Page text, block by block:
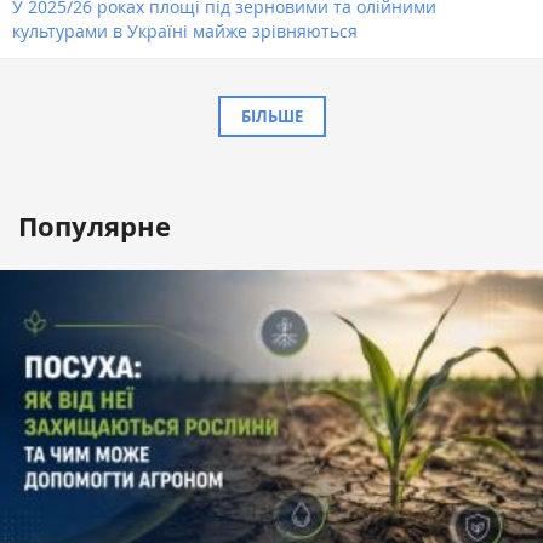
У 2025/26 роках площі під зерновими та олійними
культурами в Україні майже зрівняються
БІЛЬШЕ
Популярне